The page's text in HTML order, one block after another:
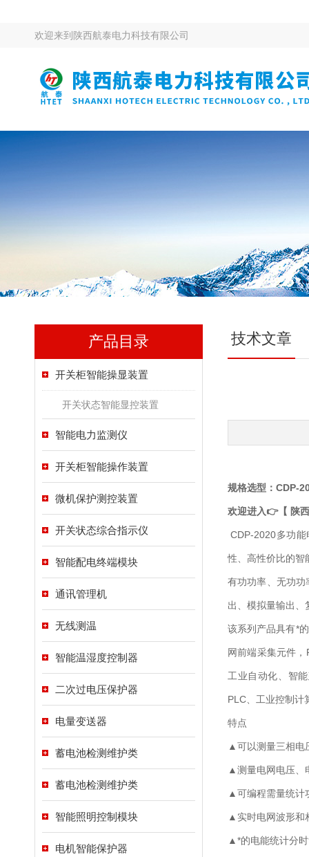
欢迎来到 陕西航泰电力科技有限公司
产品目录
开关柜智能操显装置
开关状态智能显控装置
智能电力监测仪
开关柜智能操作装置
微机保护测控装置
开关状态综合指示仪
智能配电终端模块
通讯管理机
无线测温
智能温湿度控制器
二次过电压保护器
电量变送器
蓄电池检测维护类
蓄电池检测维护类
智能照明控制模块
电机智能保护器
技术文章
规格选型：CDP-
欢迎进入👉【 陕
CDP-2020多功
性、高性价比的智
有功功率、无功
出、模拟量输出、
该系列产品具有*
网前端采集元件
工业自动化、智
PLC、工业控制计
特点
▲可以测量三相电
▲测量电网电压、
▲可编程需量统计
▲实时电网波形和
▲*的电能统计分